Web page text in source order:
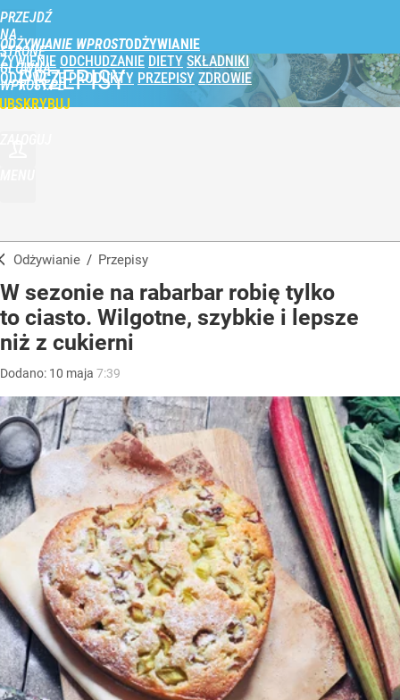
PRZEJDŹ
NA
STRONĘ
GŁÓWNĄ
WPROST.PL
ODŻYWIANIE WPROST
ŻYWIENIE ODCHUDZANIE DIETY SKŁADNIKI
ODŻYWCZE PRODUKTY PRZEPISY ZDROWIE
PRZEPISY
Odżywianie / Przepisy
W sezonie na rabarbar robię tylko
to ciasto. Wilgotne, szybkie i lepsze
niż z cukierni
Dodano: 10 maja 7:39